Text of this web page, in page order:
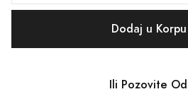
Dodaj u Korpu
Ili Pozovite